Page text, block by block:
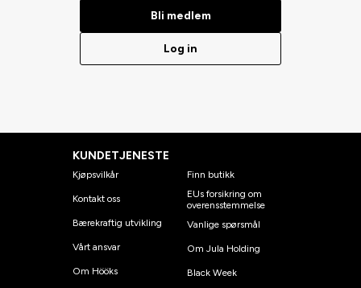
Bli medlem
Log in
KUNDETJENESTE
Kjøpsvilkår
Kontakt oss
Bærekraftig utvikling
Vårt ansvar
Om Hööks
Finn butikk
EUs forsikring om
overensstemmelse
Vanlige spørsmål
Om Jula Holding
Black Week